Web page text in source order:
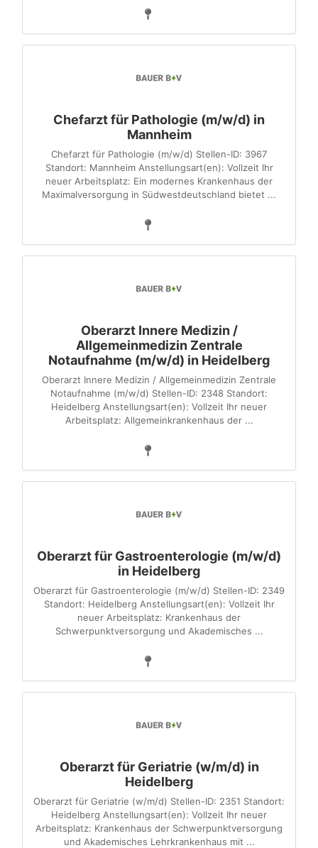
Chefarzt für Pathologie (m/w/d) in
Mannheim
Chefarzt für Pathologie (m/w/d) Stellen-ID: 3967
Standort: Mannheim Anstellungsart(en): Vollzeit Ihr
neuer Arbeitsplatz: Ein modernes Krankenhaus der
Maximalversorgung in Südwestdeutschland bietet ...
Oberarzt Innere Medizin /
Allgemeinmedizin Zentrale
Notaufnahme (m/w/d) in Heidelberg
Oberarzt Innere Medizin / Allgemeinmedizin Zentrale
Notaufnahme (m/w/d) Stellen-ID: 2348 Standort:
Heidelberg Anstellungsart(en): Vollzeit Ihr neuer
Arbeitsplatz: Allgemeinkrankenhaus der ...
Oberarzt für Gastroenterologie (m/w/d)
in Heidelberg
Oberarzt für Gastroenterologie (m/w/d) Stellen-ID: 2349
Standort: Heidelberg Anstellungsart(en): Vollzeit Ihr
neuer Arbeitsplatz: Krankenhaus der
Schwerpunktversorgung und Akademisches ...
Oberarzt für Geriatrie (w/m/d) in
Heidelberg
Oberarzt für Geriatrie (w/m/d) Stellen-ID: 2351 Standort:
Heidelberg Anstellungsart(en): Vollzeit Ihr neuer
Arbeitsplatz: Krankenhaus der Schwerpunktversorgung
und Akademisches Lehrkrankenhaus mit ...